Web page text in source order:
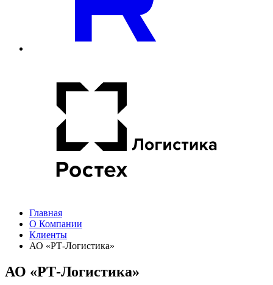
Главная
О Компании
Клиенты
АО «РТ-Логистика»
АО «РТ-Логистика»